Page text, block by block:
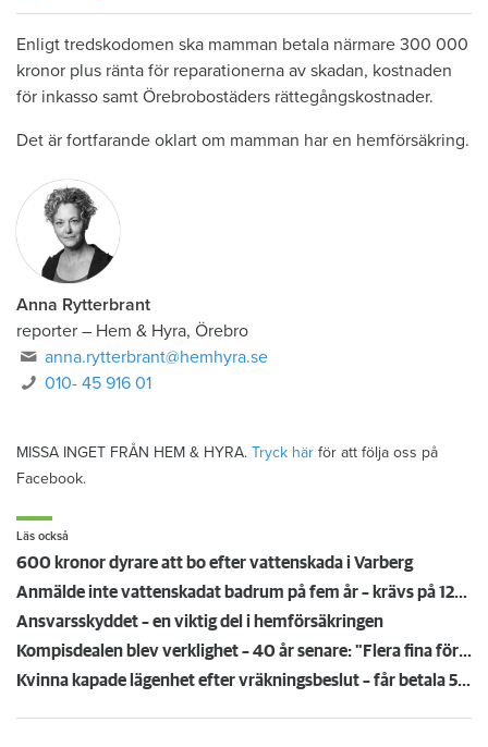
Enligt tredskodomen ska mamman betala närmare 300 000
kronor plus ränta för reparationerna av skadan, kostnaden
för inkasso samt Örebrobostäders rättegångskostnader.
Det är fortfarande oklart om mamman har en hemförsäkring.
Anna Rytterbrant
reporter – Hem & Hyra, Örebro
anna.rytterbrant@hemhyra.se
010- 45 916 01
MISSA INGET FRÅN HEM & HYRA. Tryck här för att följa oss på
Facebook.
Läs också
600 kronor dyrare att bo efter vattenskada i Varberg
Anmälde inte vattenskadat badrum på fem år – krävs på 125 000 kronor
Ansvarsskyddet – en viktig del i hemförsäkringen
Kompisdealen blev verklighet – 40 år senare: "Flera fina fördelar med att dela bostad"
Kvinna kapade lägenhet efter vräkningsbeslut – får betala 50 000